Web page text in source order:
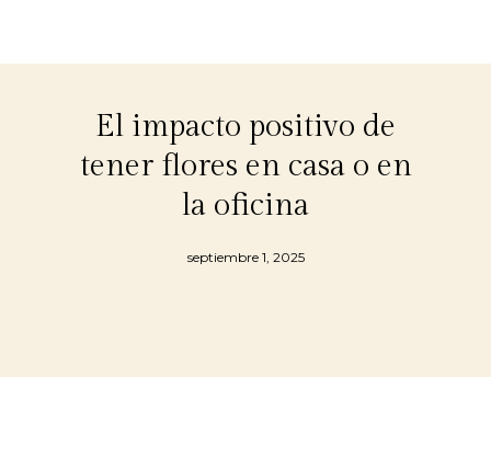
El impacto positivo de
tener flores en casa o en
la oficina
septiembre 1, 2025